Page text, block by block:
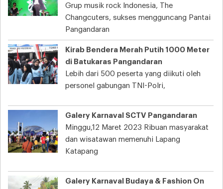
Grup musik rock Indonesia, The
Changcuters, sukses mengguncang Pantai
Pangandaran
Kirab Bendera Merah Putih 1000 Meter
di Batukaras Pangandaran
Lebih dari 500 peserta yang diikuti oleh
personel gabungan TNI-Polri,
Galery Karnaval SCTV Pangandaran
Minggu,12 Maret 2023 Ribuan masyarakat
dan wisatawan memenuhi Lapang
Katapang
Galery Karnaval Budaya & Fashion On